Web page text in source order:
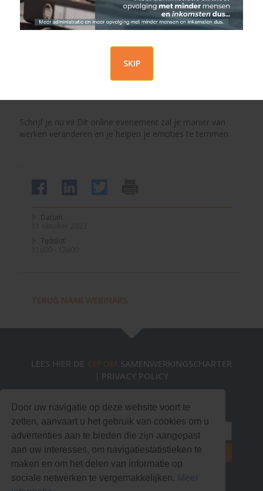
Door uw navigatie op deze website voort te
zetten, aanvaart u het gebruik van cookies om u
advertenties aan te bieden die zijn aangepast
aan uw interesses, om navigatiestatistieken te
maken en om het delen van informatie op
sociale netwerken te vergemakkelijken. Meer
SKIP
verminderen en de concentratie te bevorderen
• Gesprekken om sleutels te ontdekken voor een
evenwicht werk- en privéleven
• Concrete tools die direct een antwoord bieden op
Wij zullen onze kennis en expertise delen om je te helpen
Schrijf je nu in! Dit online evenement zal je manier van
werken veranderen en je helpen je emoties te temmen.
Datum
Tijdslot
TERUG NAAR WEBINARS
LEES HIER DE CEPOM SAMENWERKINGSCHARTER
| PRIVACY POLICY
Blijf op de hoogte via onze nieuwsbrief!